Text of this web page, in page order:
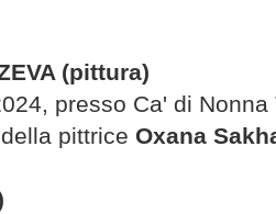
(pittura)
presso Ca' di Nonna
pittrice Oxana